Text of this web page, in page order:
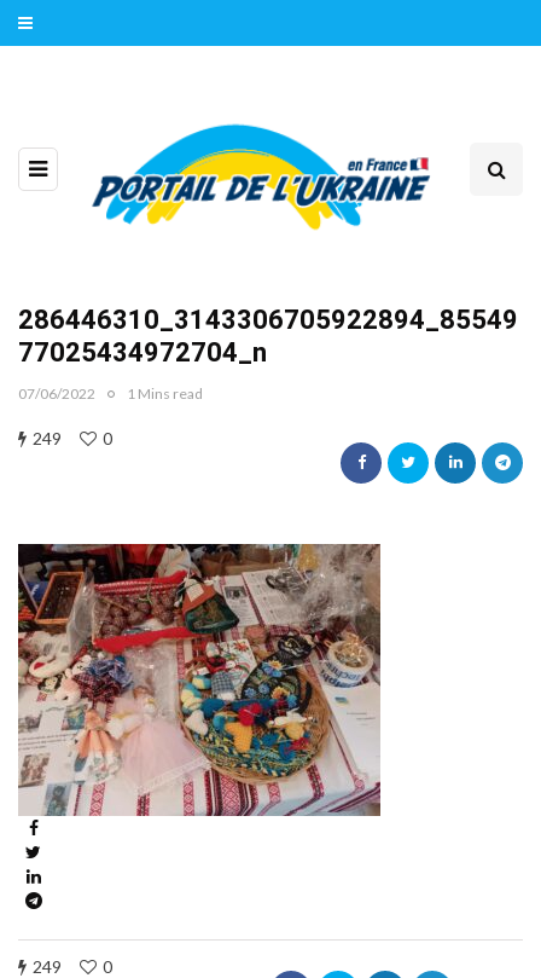
286446310_3143306705922894_85549
77025434972704_n
07/06/2022 1 Mins read
249 0
249 0